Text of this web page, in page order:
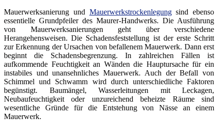
Mauerwerksanierung und Mauerwerkstrockenlegungsind ebenso
essentielle Grundpfeiler des Maurer-Handwerks. Die Ausführung
von Mauerwerksanierungen geht über verschiedene
Herangehensweisen. Die Schadensfeststellung ist der erste Schritt
zur Erkennung der Ursachen von befallenem Mauerwerk. Dann erst
beginnt die Schadensbegrenzung. In zahlreichen Fällen ist
aufkommende Feuchtigkeit an Wänden die Hauptursache für ein
instabiles und unansehnliches Mauerwerk. Auch der Befall von
Schimmel und Schwamm wird durch unterschiedliche Faktoren
begünstigt. Baumängel, Wasserleitungen mit Leckagen,
Neubaufeuchtigkeit oder unzureichend beheizte Räume sind
wesentliche Gründe für die Entstehung von Nässe an einem
Mauerwerk.